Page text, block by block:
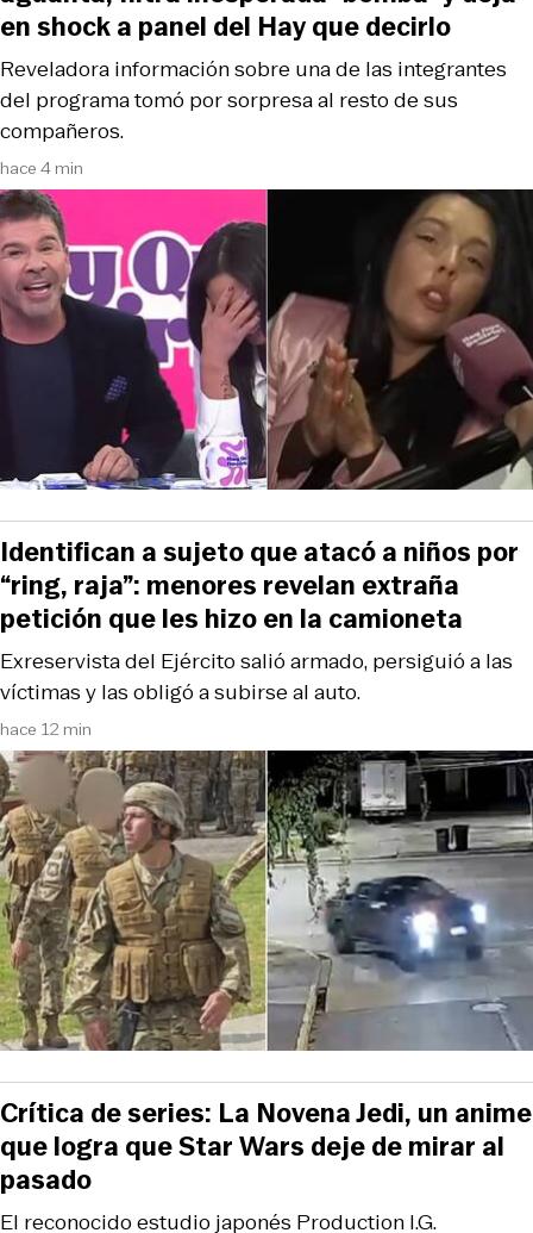
hace 4 min
Reveladora información sobre una de las integrantes
del programa tomó por sorpresa al resto de sus
compañeros.
en shock a panel del Hay que decirlo
hace 12 min
Exreservista del Ejército salió armado, persiguió a las
víctimas y las obligó a subirse al auto.
Identifican a sujeto que atacó a niños por
“ring, raja”: menores revelan extraña
petición que les hizo en la camioneta
El reconocido estudio japonés Production I.G.
Crítica de series: La Novena Jedi, un anime
que logra que Star Wars deje de mirar al
pasado